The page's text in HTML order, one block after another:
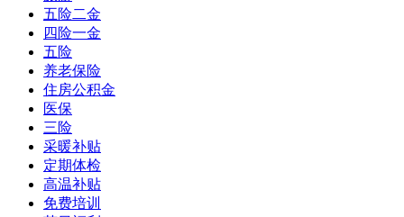
五险二金
四险一金
五险
养老保险
住房公积金
医保
三险
采暖补贴
定期体检
高温补贴
免费培训